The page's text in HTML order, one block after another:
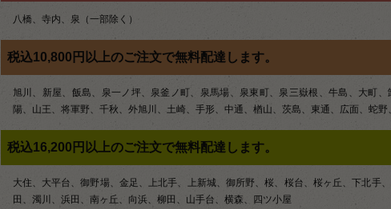
ョ
ン
八橋、寺内、泉（一部除く）
税込10,800円以上のご注文で無料配達します。
旭川、新屋、飯島、泉一ノ坪、泉釜ノ町、泉馬場、泉東町、泉三嶽根、牛島、大町
陽、山王、将軍野、千秋、外旭川、土崎、手形、中通、楢山、茨島、東通、広面、蛇
税込16,200円以上のご注文で無料配達します。
大住、大平台、御野場、金足、上北手、上新城、御所野、桜、桜台、桜ヶ丘、下北手
田、濁川、浜田、南ヶ丘、向浜、柳田、山手台、横森、四ツ小屋